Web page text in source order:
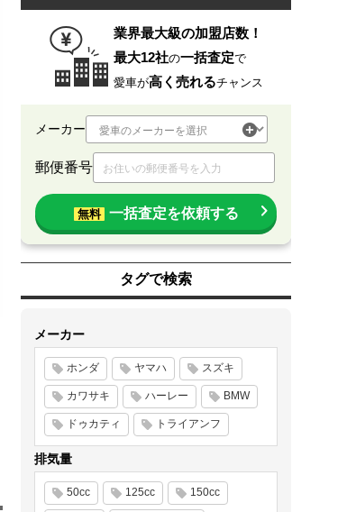
業界最大級の加盟店数！
最大12社の一括査定で
愛車が高く売れるチャンス
メーカー
郵便番号
無料 一括査定を依頼する
タグで検索
メーカー
ホンダ ヤマハ スズキ
カワサキ ハーレー BMW
ドゥカティ トライアンフ
排気量
50cc 125cc 150cc